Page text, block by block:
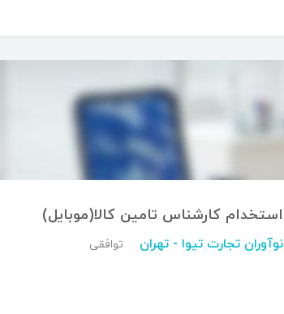
استخدام کارشناس تامین کالا(موبایل)
نوآوران تجارت تیوا - تهران توافقی